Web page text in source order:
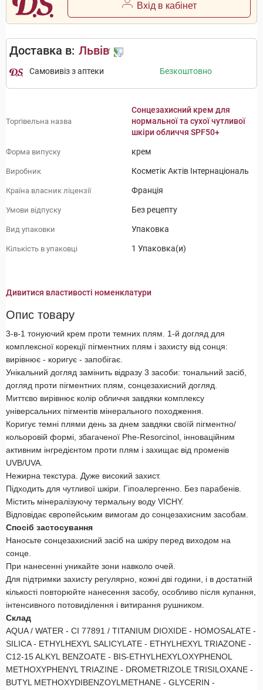
Вхід в кабінет
Доставка в: Львів
Самовивіз з аптеки Безкоштовно
Торгівельна назва
Сонцезахисний крем для
нормальної та сухої чутливої
шкіри обличчя SPF50+
Форма випуску крем
Виробник Косметік Актів Інтернаціональ
Країна власник ліцензії Франція
Умови відпуску Без рецепту
Вид упаковки Упаковка
Кількість в упаковці 1 Упаковка(и)
Дивитися властивості номенклатури
Опис товару
3-в-1 тонуючий крем проти темних плям. 1-й догляд для
комплексної корекції пігментних плям і захисту від сонця:
вирівнює - коригує - запобігає.
Унікальний догляд замінить відразу 3 засоби: тональний засіб,
догляд проти пігментних плям, сонцезахисний догляд.
Миттєво вирівнює колір обличчя завдяки комплексу
універсальних пігментів мінерального походження.
Коригує темні плями день за днем ​​завдяки своїй пігментно/
кольоровій формі, збагаченої Phe-Resorcinol, інноваційним
активним інгредієнтом проти плям і захищає від променів
UVB/UVA.
Нежирна текстура. Дуже високий захист.
Підходить для чутливої ​​шкіри. Гіпоалергенно. Без парабенів.
Містить мінералізуючу термальну воду VICHY.
Відповідає європейським вимогам до сонцезахисним засобам.
Спосіб застосування
Наносьте сонцезахисний засіб на шкіру перед виходом на
сонце.
При нанесенні уникайте зони навколо очей.
Для підтримки захисту регулярно, кожні дві години, і в достатній
кількості повторюйте нанесення засобу, особливо після купання,
інтенсивного потовиділення і витирання рушником.
Склад
AQUA / WATER - CI 77891 / TITANIUM DIOXIDE - HOMOSALATE -
SILICA - ETHYLHEXYL SALICYLATE - ETHYLHEXYL TRIAZONE -
C12-15 ALKYL BENZOATE - BIS-ETHYLHEXYLOXYPHENOL
METHOXYPHENYL TRIAZINE - DROMETRIZOLE TRISILOXANE -
BUTYL METHOXYDIBENZOYLMETHANE - GLYCERIN -